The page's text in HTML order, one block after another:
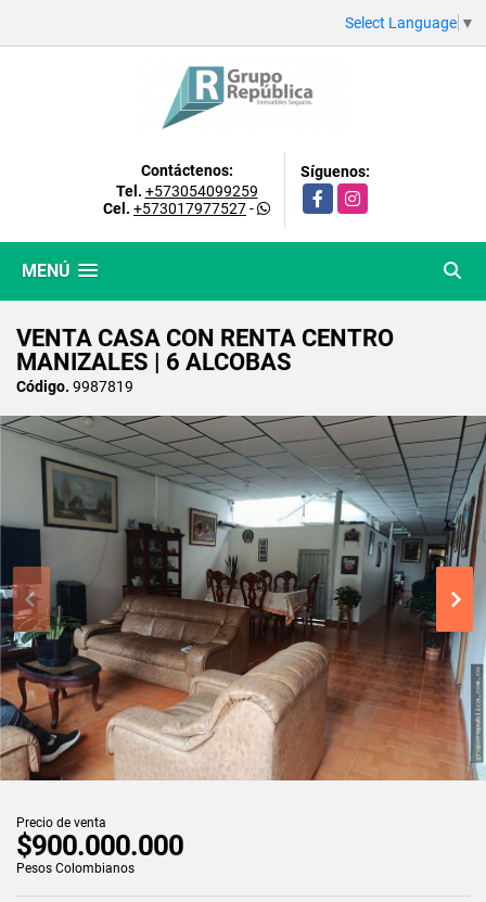
Select Language ▼
Contáctenos:
Tel. +573054099259
Cel. +573017977527-
Síguenos:
FacebookInstagram
MENÚ
VENTA CASA CON RENTA CENTRO
MANIZALES | 6 ALCOBAS
Código. 9987819
Precio de venta
$900.000.000
Pesos Colombianos